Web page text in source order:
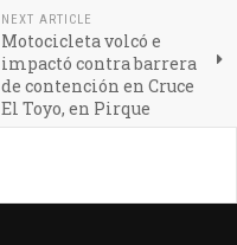
NEXT ARTICLE
Motocicleta volcó e
impactó contra barrera
de contención en Cruce
El Toyo, en Pirque